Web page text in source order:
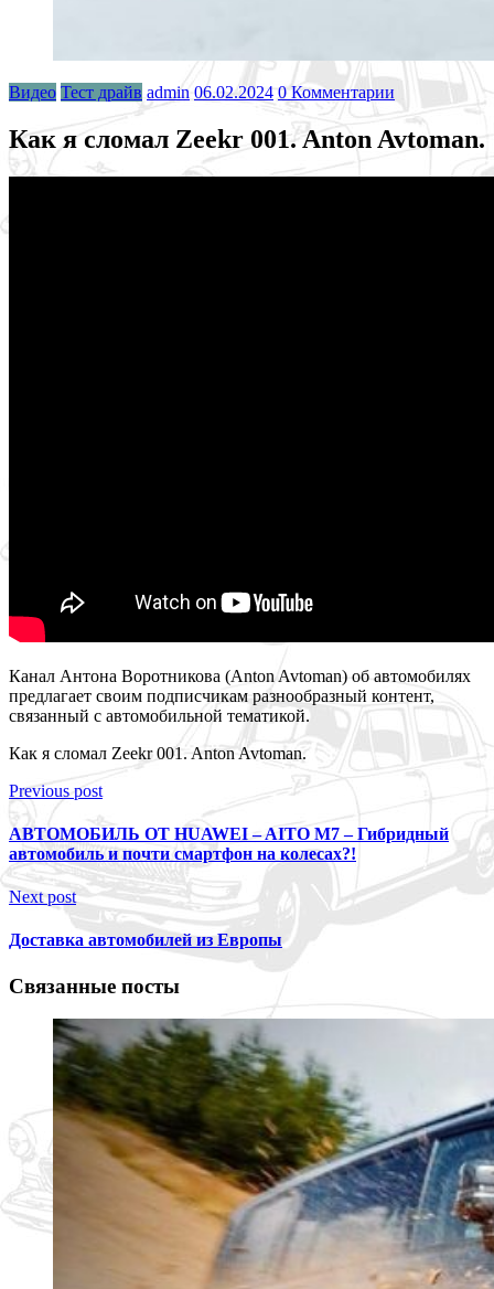
Видео Тест драйв admin 06.02.2024 0 Комментарии
Как я сломал Zeekr 001. Anton Avtoman.
Канал Антона Воротникова (Anton Avtoman) об автомобилях
предлагает своим подписчикам разнообразный контент,
связанный с автомобильной тематикой.
Как я сломал Zeekr 001. Anton Avtoman.
Previous post
АВТОМОБИЛЬ ОТ HUAWEI – AITO M7 – Гибридный
автомобиль и почти смартфон на колесах?!
Next post
Доставка автомобилей из Европы
Связанные посты